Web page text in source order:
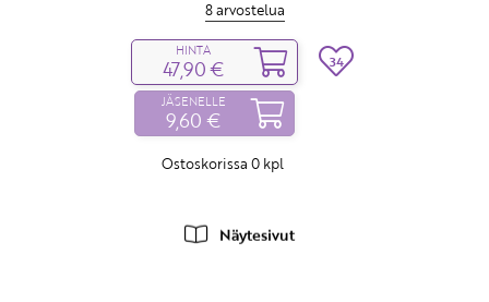
8 arvostelua
HINTA
47,90 €
JÄSENELLE
9,60 €
Ostoskorissa 0 kpl
34
Näytesivut